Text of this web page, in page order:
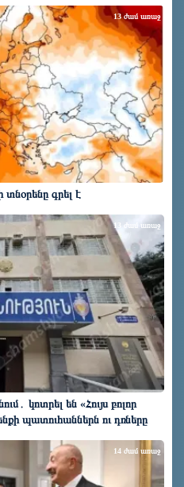
տնօրենը գրել է
13 ժամ առաջ
կոտրել են «Հույս բոլոր
պատուհաններն ու դռները
13 ժամ առաջ
14 ժամ առաջ